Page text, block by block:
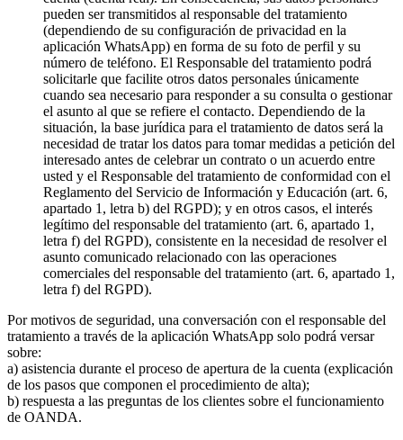
pueden ser transmitidos al responsable del tratamiento
(dependiendo de su configuración de privacidad en la
aplicación WhatsApp) en forma de su foto de perfil y su
número de teléfono. El Responsable del tratamiento podrá
solicitarle que facilite otros datos personales únicamente
cuando sea necesario para responder a su consulta o gestionar
el asunto al que se refiere el contacto. Dependiendo de la
situación, la base jurídica para el tratamiento de datos será la
necesidad de tratar los datos para tomar medidas a petición del
interesado antes de celebrar un contrato o un acuerdo entre
usted y el Responsable del tratamiento de conformidad con el
Reglamento del Servicio de Información y Educación (art. 6,
apartado 1, letra b) del RGPD); y en otros casos, el interés
legítimo del responsable del tratamiento (art. 6, apartado 1,
letra f) del RGPD), consistente en la necesidad de resolver el
asunto comunicado relacionado con las operaciones
comerciales del responsable del tratamiento (art. 6, apartado 1,
letra f) del RGPD).
Por motivos de seguridad, una conversación con el responsable del
tratamiento a través de la aplicación WhatsApp solo podrá versar
sobre:
a) asistencia durante el proceso de apertura de la cuenta (explicación
de los pasos que componen el procedimiento de alta);
b) respuesta a las preguntas de los clientes sobre el funcionamiento
de OANDA.